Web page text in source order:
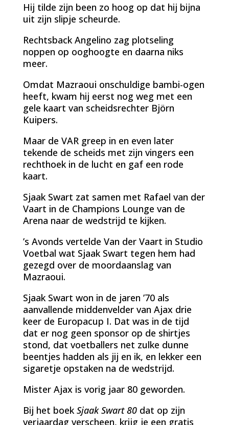
Hij tilde zijn been zo hoog op dat hij bijna
uit zijn slipje scheurde.
Rechtsback Angelino zag plotseling
noppen op ooghoogte en daarna niks
meer.
Omdat Mazraoui onschuldige bambi-ogen
heeft, kwam hij eerst nog weg met een
gele kaart van scheidsrechter Björn
Kuipers.
Maar de VAR greep in en even later
tekende de scheids met zijn vingers een
rechthoek in de lucht en gaf een rode
kaart.
Sjaak Swart zat samen met Rafael van der
Vaart in de Champions Lounge van de
Arena naar de wedstrijd te kijken.
’s Avonds vertelde Van der Vaart in Studio
Voetbal wat Sjaak Swart tegen hem had
gezegd over de moordaanslag van
Mazraoui.
Sjaak Swart won in de jaren ’70 als
aanvallende middenvelder van Ajax drie
keer de Europacup I. Dat was in de tijd
dat er nog geen sponsor op de shirtjes
stond, dat voetballers net zulke dunne
beentjes hadden als jij en ik, en lekker een
sigaretje opstaken na de wedstrijd.
Mister Ajax is vorig jaar 80 geworden.
Bij het boek Sjaak Swart 80dat op zijn
verjaardag verscheen, krijg je een gratis